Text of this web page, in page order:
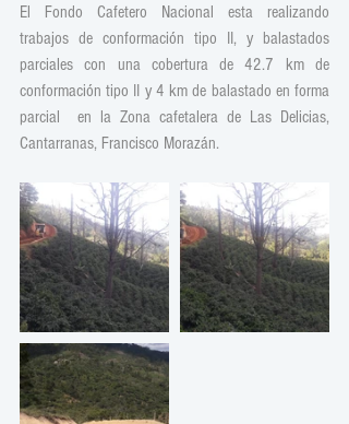
El Fondo Cafetero Nacional esta realizando
trabajos de conformación tipo II, y balastados
parciales con una cobertura de 42.7 km de
conformación tipo II y 4 km de balastado en forma
parcial  en la Zona cafetalera de Las Delicias,
Cantarranas, Francisco Morazán.